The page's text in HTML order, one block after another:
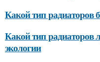
Какой тип радиаторов
Какой тип радиаторов
экологии